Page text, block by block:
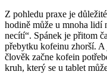
Z pohledu praxe je
hodině může u mnoha lidí
necítí“. Spánek je přitom
přebytku kofeinu zhorší. A
člověk začne kofein
kruh, který se u tablet